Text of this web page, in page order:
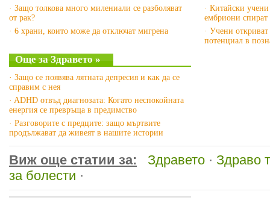
· Защо толкова много милениали се разболяват
от рак?
· 6 храни, които може да отключат мигрена
· Китайски
ембриони спират
· Учени
потенциал в
Още за Здравето »
· Защо се появява лятната депресия и как да се
справим с нея
· ADHD отвъд диагнозата: Когато неспокойната
енергия се превръща в предимство
· Разговорите с предците: защо мъртвите
продължават да живеят в нашите истории
Виж още статии за: Здравето · Здраво
за болести ·